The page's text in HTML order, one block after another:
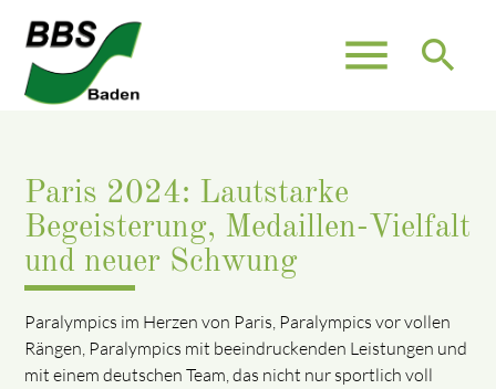
menu search
Paris 2024: Lautstarke
Begeisterung, Medaillen-Vielfalt
und neuer Schwung
Paralympics im Herzen von Paris, Paralympics vor vollen
Rängen, Paralympics mit beeindruckenden Leistungen und
mit einem deutschen Team, das nicht nur sportlich voll